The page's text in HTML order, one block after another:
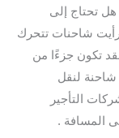
تحتاج إلى
شاحنات تتحرك
تكون جزءًا من
شاحنة لنقل
التأجير
المسافة .